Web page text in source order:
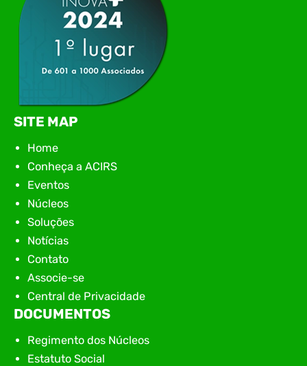
SITE MAP
Home
Conheça a ACIRS
Eventos
Núcleos
Soluções
Notícias
Contato
Associe-se
Central de Privacidade
DOCUMENTOS
Regimento dos Núcleos
Estatuto Social